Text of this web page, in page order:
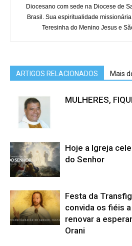
Diocesano com sede na Diocese de
Brasil. Sua espiritualidade
Teresinha do Menino Jesus e
ARTIGOS RELACIONADOS Mais
MULHERES,
Hoje a Igreja
do Senhor
Festa da
convida os fiéis
renovar a
Orani